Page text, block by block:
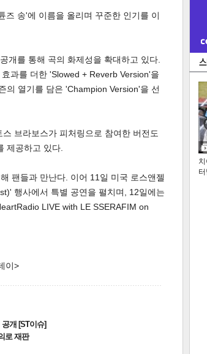
즈 송'에 이름을 올리며 꾸준한 인기를 이
개를 통해 곡의 화제성을 확대하고 있다.
과를 더한 'Slowed + Reverb Version'을
의 열기를 담은 'Champion Version'을 선
브라보스가 피처링으로 참여한 버전도
제공하고 있다.
팬들과 만난다. 이어 11일 미국 로스앤젤
행사에서 특별 공연을 펼치며, 12일에는
LIVE with LE SSERAFIM on
이>
개 [ST이슈]
로 재판